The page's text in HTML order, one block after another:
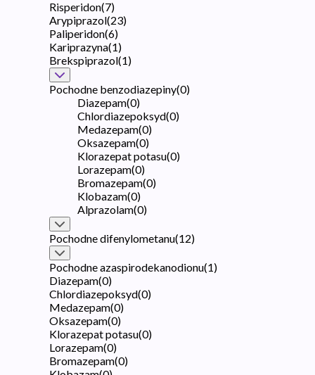
Risperidon(7)
Arypiprazol(23)
Paliperidon(6)
Kariprazyna(1)
Brekspiprazol(1)
Pochodne benzodiazepiny(0)
Diazepam(0)
Chlordiazepoksyd(0)
Medazepam(0)
Oksazepam(0)
Klorazepat potasu(0)
Lorazepam(0)
Bromazepam(0)
Klobazam(0)
Alprazolam(0)
Pochodne difenylometanu(12)
Pochodne azaspirodekanodionu(1)
Diazepam(0)
Chlordiazepoksyd(0)
Medazepam(0)
Oksazepam(0)
Klorazepat potasu(0)
Lorazepam(0)
Bromazepam(0)